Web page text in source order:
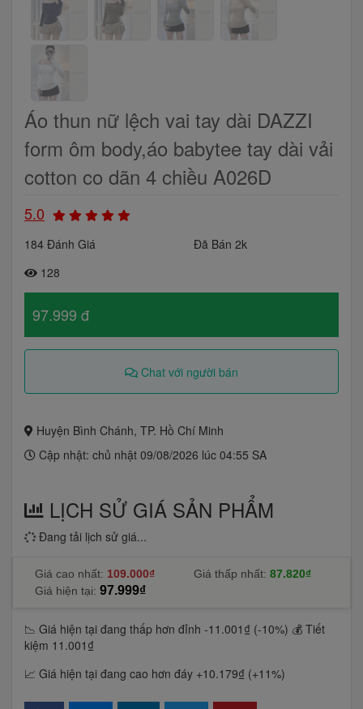
Áo thun nữ lệch vai tay dài DAZZI
form ôm body,áo babytee tay dài vải
cotton co dãn 4 chiều A026D
5.0
184 Đánh Giá
Đã Bán 2k
128
97.999 đ
Chat với người bán
Huyện Bình Chánh, TP. Hồ Chí Minh
Cập nhật: chủ nhật 09/08/2026 lúc 04:55 SA
LỊCH SỬ GIÁ SẢN PHẨM
Đang tải lịch sử giá...
Giá cao nhất: 109.000₫ Giá thấp nhất: 87.820₫
Giá hiện tại: 97.999₫
📉 Giá hiện tại đang thấp hơn đỉnh -11.001₫ (-10%) 💰 Tiết
kiệm 11.001₫
📈 Giá hiện tại đang cao hơn đáy +10.179₫ (+11%)